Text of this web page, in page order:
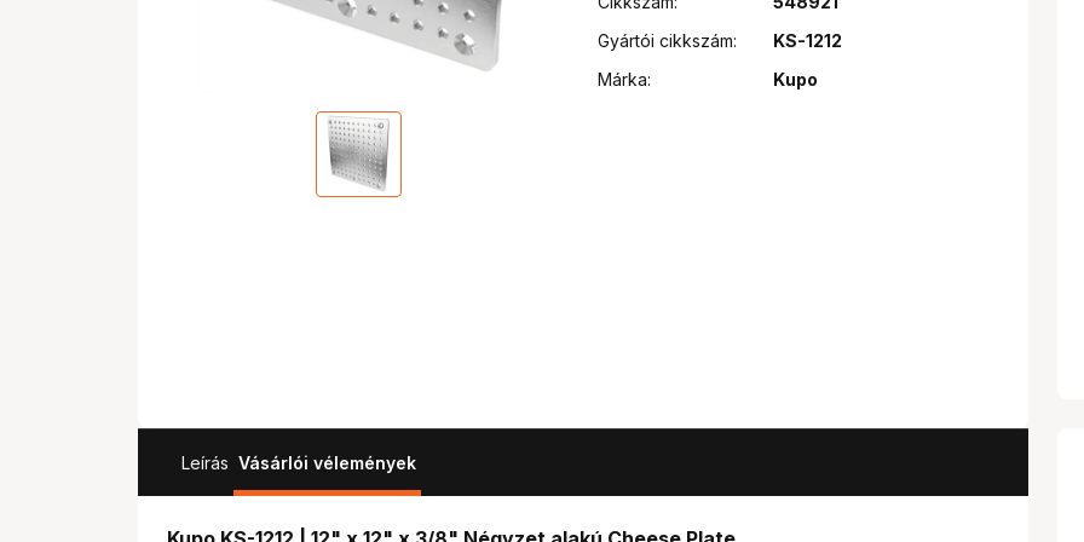
Gyártói cikkszám:
KS-1212
Márka:
Kupo
Leírás Vásárlói vélemények